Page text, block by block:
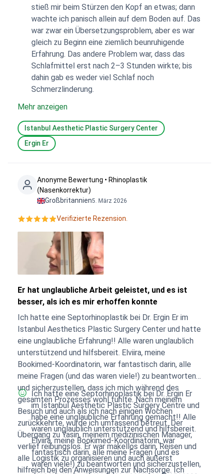
stieß mir beim Stürzen den Kopf an etwas; dann
wachte ich panisch allein auf dem Boden auf. Das
war zwar ein Übersetzungsproblem, aber es war
gleich zu Beginn eine ziemlich beunruhigende
Erfahrung. Das andere Problem war, dass das
Schlafmittel erst nach 2–3 Stunden wirkte; bis
dahin gab es weder viel Schlaf noch
Schmerzlinderung.
Mehr anzeigen
Istanbul Aesthetic Plastic Surgery Center
Ergin Er
Anonyme Bewertung • Rhinoplastik
(Nasenkorrektur)
Großbritannien5. März 2026
Verifizierte Rezension.
Er hat unglaubliche Arbeit geleistet, und es ist
besser, als ich es mir erhoffen konnte
Ich hatte eine Septorhinoplastik bei Dr. Ergin Er im
Istanbul Aesthetics Plastic Surgery Center und hatte
eine unglaubliche Erfahrung!! Alle waren unglaublich
unterstützend und hilfsbereit. Elviira, meine
Bookimed-Koordinatorin, war fantastisch darin, alle
meine Fragen (und das waren viele!) zu beantworten
und sicherzustellen, dass ich mich während des
gesamten Prozesses wohl fühlte. Nach meinem
Besuch und auch als ich nach einigen Wochen
zurückkehrte, wurde ich umfassend betreut. Der
Übergang zu Yasin, meinem medizinischen Manager,
verlief reibungslos. Er war makellos darin, Reisen und
alle Logistik zu organisieren und auch äußerst
hilfreich bei den Anweisungen zur Nachsorge. Ich
Ich hatte eine Septorhinoplastik bei Dr. Ergin Er
im Istanbul Aesthetic Plastic Surgery Centre und
habe eine unglaubliche Erfahrung gemacht!! Alle
waren unglaublich unterstützend und hilfsbereit.
Elviira, meine Bookimed-Koordinatorin, war
fantastisch darin, alle meine Fragen (und es
waren viele!) zu beantworten und sicherzustellen,